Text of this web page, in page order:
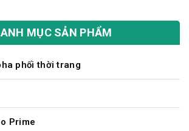
MỤC SẢN PHẨM
phối thời trang
Prime